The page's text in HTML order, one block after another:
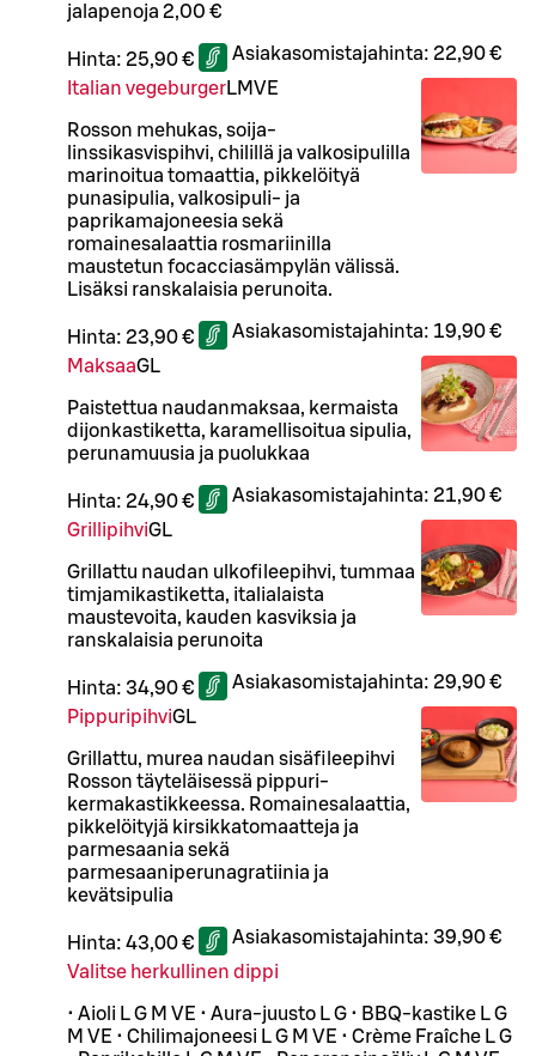
jalapenoja 2,00 €
Hinta: 25,90 € Asiakasomistajahinta: 22,90 €
Italian vegeburgerLMVE
Rosson mehukas, soija-
linssikasvispihvi, chilillä ja valkosipulilla
marinoitua tomaattia, pikkelöityä
punasipulia, valkosipuli- ja
paprikamajoneesia sekä
romainesalaattia rosmariinilla
maustetun focacciasämpylän välissä.
Lisäksi ranskalaisia perunoita.
Hinta: 23,90 € Asiakasomistajahinta: 19,90 €
MaksaaGL
Paistettua naudanmaksaa, kermaista
dijonkastiketta, karamellisoitua sipulia,
perunamuusia ja puolukkaa
Hinta: 24,90 € Asiakasomistajahinta: 21,90 €
GrillipihviGL
Grillattu naudan ulkofileepihvi, tummaa
timjamikastiketta, italialaista
maustevoita, kauden kasviksia ja
ranskalaisia perunoita
Hinta: 34,90 € Asiakasomistajahinta: 29,90 €
PippuripihviGL
Grillattu, murea naudan sisäfileepihvi
Rosson täyteläisessä pippuri-
kermakastikkeessa. Romainesalaattia,
pikkelöityjä kirsikkatomaatteja ja
parmesaania sekä
parmesaaniperunagratiinia ja
kevätsipulia
Hinta: 43,00 € Asiakasomistajahinta: 39,90 €
Valitse herkullinen dippi
• Aioli L G M VE • Aura-juusto L G • BBQ-kastike L G
M VE • Chilimajoneesi L G M VE • Crème Fraîche L G